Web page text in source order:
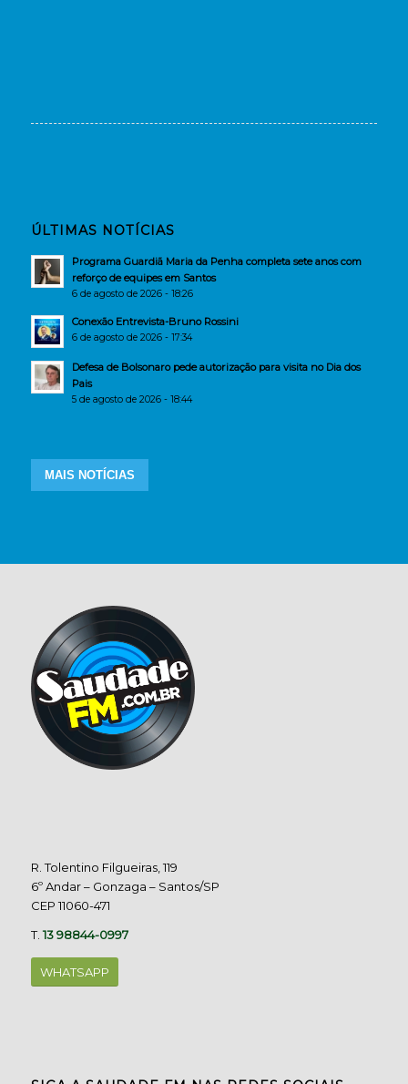
ÚLTIMAS NOTÍCIAS
Programa Guardiã Maria da Penha completa sete anos com
reforço de equipes em Santos
6 de agosto de 2026 - 18:26
Conexão Entrevista-Bruno Rossini
6 de agosto de 2026 - 17:34
Defesa de Bolsonaro pede autorização para visita no Dia dos
Pais
5 de agosto de 2026 - 18:44
MAIS NOTÍCIAS
R. Tolentino Filgueiras, 119
6º Andar – Gonzaga – Santos/SP
CEP 11060-471
T.13 98844-0997
WHATSAPP